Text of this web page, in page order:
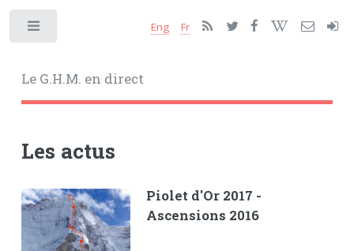
Le G.H.M. en direct
Eng Fr
Les actus
Piolet d'Or 2017 -
Ascensions 2016